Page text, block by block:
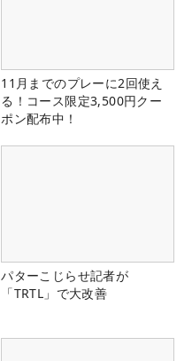
11月までのプレーに2回使え
る！コース限定3,500円クー
ポン配布中！
パターこじらせ記者が
「TRTL」で大改善